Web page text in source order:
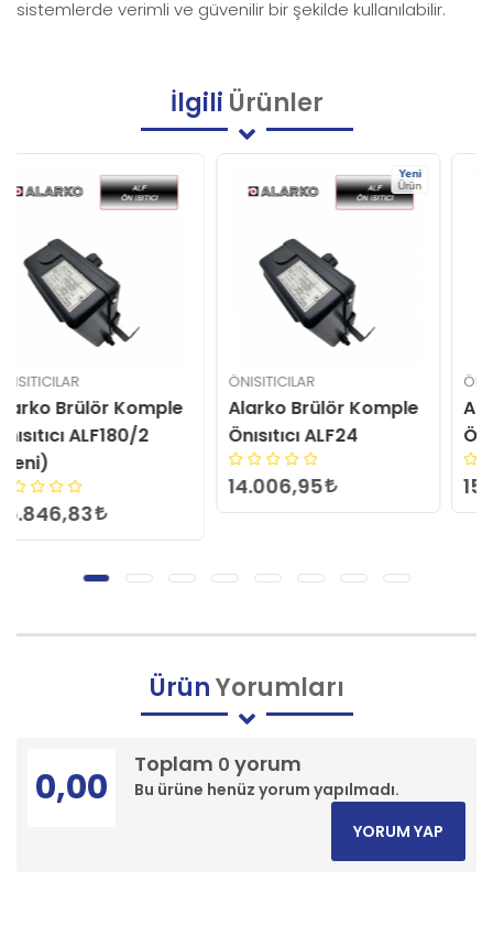
sistemlerde verimli ve güvenilir bir şekilde kullanılabilir.
İlgili Ürünler
ÖNISITICILAR
Alarko Brülör Komple
Önısıtıcı ALF24
14.006,95
ÖNISITICILAR
Alarko Brülör Komple
Önısıtıcı M3-1
15.060,91
ÜrünYorumları
Toplam 0 yorum
Bu ürüne henüz yorum yapılmadı.
0,00
YORUM YAP